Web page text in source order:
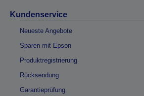
Kundenservice
Neueste Angebote
Sparen mit Epson
Produktregistrierung
Rücksendung
Garantieprüfung